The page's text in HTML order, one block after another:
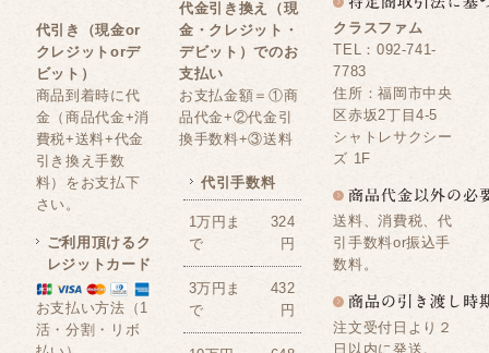
代引き（現金or
クレジットorデ
ビット）
商品到着時に代
金（商品代金+消
費税+送料+代金
引き換え手数
料）をお支払下
さい。
ご利用頂けるク
レジットカード
お支払い方法（1
活・分割・リボ
代金引き換え（現
金・クレジット・
デビット）でのお
支払い
お支払金額＝①商
品代金+②代金引
換手数料+③送料
代引手数料
1万円ま
で
324
円
3万円ま
で
432
円
クラスファム
TEL：092-741-
7783
住所：福岡市中央
区赤坂2丁目4-5
シャトレサクシー
ズ 1F
送料、消費税、代
引手数料or振込手
数料。
注文受付日より２
日以内に発送。